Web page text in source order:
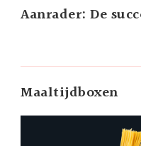
Aanrader: De
Maaltijdboxen